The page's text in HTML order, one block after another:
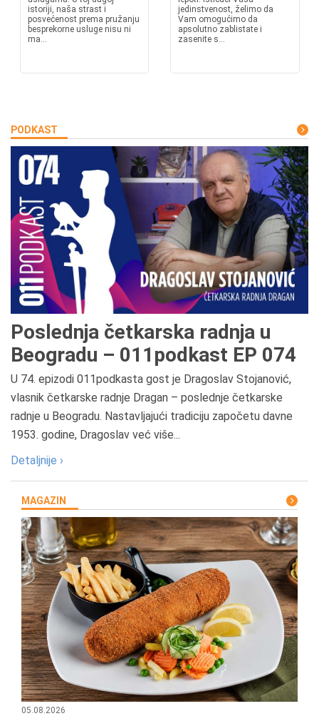
istoriji, naša strast i
posvećenost prema pružanju
besprekorne usluge nisu ni
ma...
jedinstvenost, želimo da
Vam omogućimo da
apsolutno zablistate i
zasenite s...
PODKAST
Poslednja četkarska radnja u
Beogradu – 011podkast EP 074
U 74. epizodi 011podkasta gost je Dragoslav Stojanović,
vlasnik četkarske radnje Dragan – poslednje četkarske
radnje u Beogradu. Nastavljajući tradiciju započetu davne
1953. godine, Dragoslav već više...
Detaljnije ›
MAGAZIN
05.08.2026